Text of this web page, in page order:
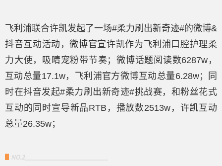
飞利浦联合许凯发起了一场#柔力刷出新奇迹#的微博&
抖音互动活动，微博官宣许凯作为飞利浦口腔护理柔
力大使，吸睛宠粉带节奏；微博话题阅读数6287w，
互动总量17.1w，飞利浦官方微博互动总量6.28w；同
时在抖音发起#柔力刷出新奇迹#挑战赛，和粉丝花式
互动的同时宣导新品RTB，播放数2513w，许凯互动
总量26.35w；
NO.2________________________